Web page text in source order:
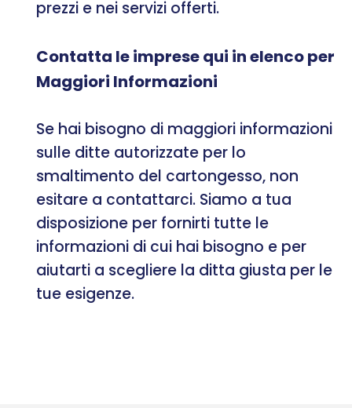
prezzi e nei servizi offerti.
Contatta le imprese qui in elenco per
Maggiori Informazioni
Se hai bisogno di maggiori informazioni
sulle ditte autorizzate per lo
smaltimento del cartongesso, non
esitare a contattarci. Siamo a tua
disposizione per fornirti tutte le
informazioni di cui hai bisogno e per
aiutarti a scegliere la ditta giusta per le
tue esigenze.